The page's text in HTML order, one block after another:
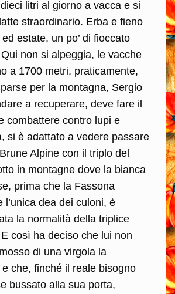
litri al giorno a vacca e si
straordinario. Erba e fieno
estate, un po’ di fioccato
Qui non si alpeggia, le vacche
a 1700 metri, praticamente,
per la montagna, Sergio
a recuperare, deve fare il
combattere contro lupi e
si è adattato a vedere passare
Alpine con il triplo del
in montagne dove la bianca
prima che la Fassona
l’unica dea dei culoni, è
la normalità della triplice
così ha deciso che lui non
di una virgola la
che, finché il reale bisogno
bussato alla sua porta,